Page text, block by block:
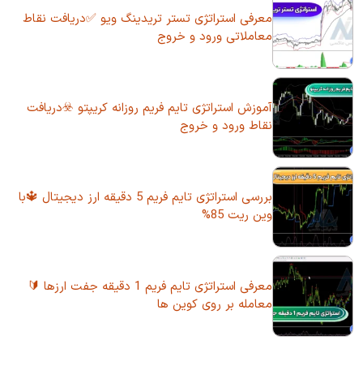
معرفی استراتژی تستر تریدینگ ویو ✅دریافت نقاط
معاملاتی ورود و خروج
آموزش استراتژی تایم فریم روزانه کریپتو ☣️دریافت
نقاط ورود و خروج
بررسی استراتژی تایم فریم 5 دقیقه ارز دیجیتال 🔱با
وین ریت 85%
معرفی استراتژی تایم فریم 1 دقیقه جفت ارزها 🔰
معامله بر روی کوین ها